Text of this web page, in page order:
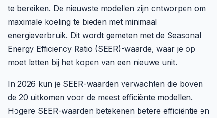
te bereiken. De nieuwste modellen zijn ontworpen om
maximale koeling te bieden met minimaal
energieverbruik. Dit wordt gemeten met de Seasonal
Energy Efficiency Ratio (SEER)-waarde, waar je op
moet letten bij het kopen van een nieuwe unit.
In 2026 kun je SEER-waarden verwachten die boven
de 20 uitkomen voor de meest efficiënte modellen.
Hogere SEER-waarden betekenen betere efficiëntie en